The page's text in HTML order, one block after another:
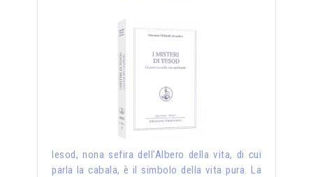
Iesod, nona sefira dell’Albero della vita, di cui
parla la cabala, è il simbolo della vita pura. La